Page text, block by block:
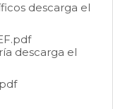
descarga el
descarga el